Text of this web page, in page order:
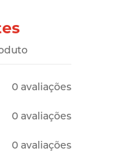
0 avaliações
0 avaliações
0 avaliações